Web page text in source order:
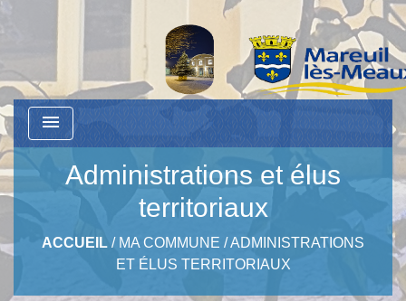
menu
Administrations et élus
territoriaux
ACCUEIL / MA COMMUNE /ADMINISTRATIONS
ET ÉLUS TERRITORIAUX